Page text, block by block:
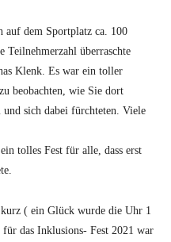
auf dem Sportplatz ca. 100
Teilnehmerzahl überraschte
Klenk. Es war ein toller
beobachten, wie Sie dort
sich dabei fürchteten. Viele
tolles Fest für alle, dass erst
( ein Glück wurde die Uhr 1
das Inklusions- Fest 2021 war